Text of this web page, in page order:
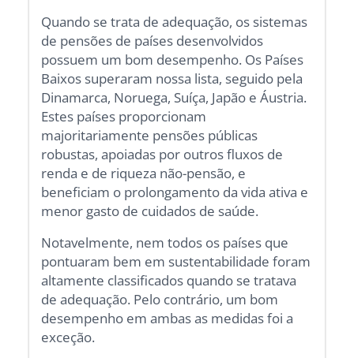
Quando se trata de adequação, os sistemas
de pensões de países desenvolvidos
possuem um bom desempenho. Os Países
Baixos superaram nossa lista, seguido pela
Dinamarca, Noruega, Suíça, Japão e Áustria.
Estes países proporcionam
majoritariamente pensões públicas
robustas, apoiadas por outros fluxos de
renda e de riqueza não-pensão, e
beneficiam o prolongamento da vida ativa e
menor gasto de cuidados de saúde.
Notavelmente, nem todos os países que
pontuaram bem em sustentabilidade foram
altamente classificados quando se tratava
de adequação. Pelo contrário, um bom
desempenho em ambas as medidas foi a
exceção.